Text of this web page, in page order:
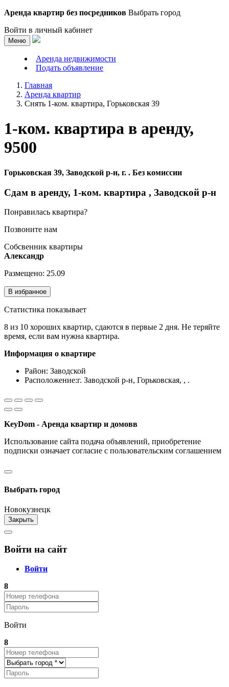
Аренда квартир без посредников Выбрать город
Войти в личный кабинет
Меню
Аренда недвижимости
Подать объявление
Главная
Аренда квартир
Снять 1-ком. квартира, Горьковская 39
1-ком. квартира в аренду,
9500
Горьковская 39, Заводской р-н, г. . Без комиссии
Сдам в аренду, 1-ком. квартира , Заводской р-н
Понравилась квартира?
Позвоните нам
Собсвенник квартиры
Александр
Размещено: 25.09
В избранное
Статистика показывает
8 из 10 хороших квартир, сдаются в первые 2 дня. Не теряйте
время, если вам нужна квартира.
Информация о квартире
Район: Заводской
Расположение:г. Заводской р-н, Горьковская, , .
KeyDom - Аренда квартир и домовв
Использование сайта подача объявлений, приобретение
подписки означает согласие с пользовательским соглашением
Выбрать город
Новокузнецк
Закрыть
Войти на сайт
Войти
8
Войти
8